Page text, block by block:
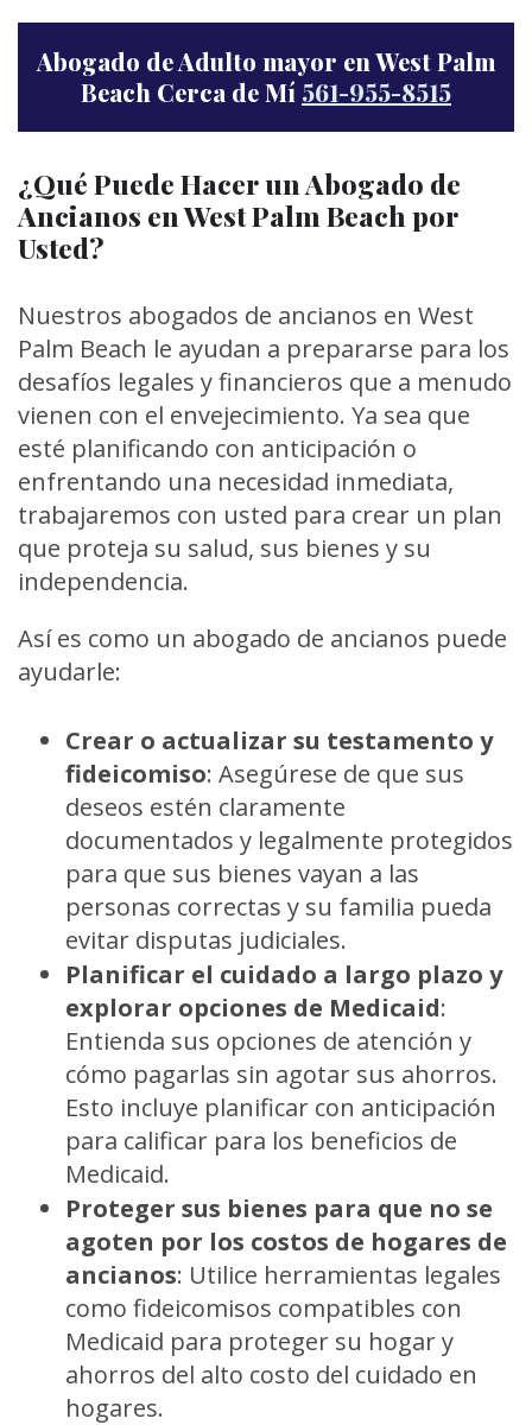
Abogado de Adulto mayor en West Palm
Beach Cerca de Mí 561-955-8515
¿Qué Puede Hacer un Abogado de
Ancianos en West Palm Beach por
Usted?
Nuestros abogados de ancianos en West
Palm Beach le ayudan a prepararse para los
desafíos legales y financieros que a menudo
vienen con el envejecimiento. Ya sea que
esté planificando con anticipación o
enfrentando una necesidad inmediata,
trabajaremos con usted para crear un plan
que proteja su salud, sus bienes y su
independencia.
Así es como un abogado de ancianos puede
ayudarle:
Crear o actualizar su testamento y
fideicomiso: Asegúrese de que sus
deseos estén claramente
documentados y legalmente protegidos
para que sus bienes vayan a las
personas correctas y su familia pueda
evitar disputas judiciales.
Planificar el cuidado a largo plazo y
explorar opciones de Medicaid:
Entienda sus opciones de atención y
cómo pagarlas sin agotar sus ahorros.
Esto incluye planificar con anticipación
para calificar para los beneficios de
Medicaid.
Proteger sus bienes para que no se
agoten por los costos de hogares de
ancianos: Utilice herramientas legales
como fideicomisos compatibles con
Medicaid para proteger su hogar y
ahorros del alto costo del cuidado en
hogares.